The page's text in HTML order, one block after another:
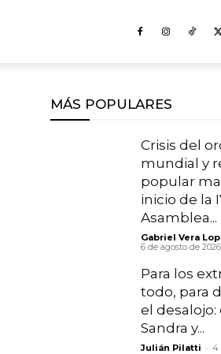
MÁS POPULARES
Crisis del
mundial y
popular
inicio de la
Asamblea...
Gabriel Vera
6 de agosto de 2026
Para los
todo, para
el desalojo:
Sandra y...
Julián Pilatti - 4